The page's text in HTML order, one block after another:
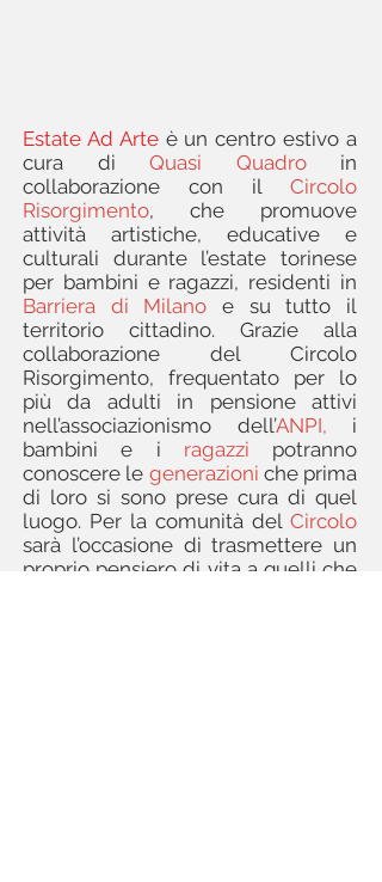
Estate Ad Arteè un centro estivo a
cura di Quasi Quadroin
collaborazione con il Circolo
Risorgimento, che promuove
attività artistiche, educative e
culturali durante l’estate torinese
per bambini e ragazzi, residenti in
Barriera di Milano e su tutto il
territorio cittadino. Grazie alla
collaborazione del Circolo
Risorgimento, frequentato per lo
più da adulti in pensione attivi
nell’associazionismo dell’ANPI, i
bambini e i ragazzi potranno
conoscere le generazioni che prima
di loro si sono prese cura di quel
luogo. Per la comunità del Circolo
sarà l’occasione di trasmettere un
proprio pensiero di vita a quelli che